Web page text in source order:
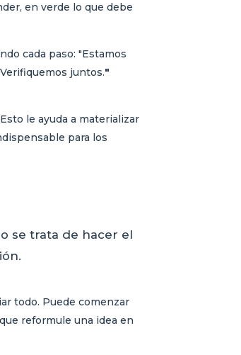
en verde lo que debe
cada paso: "Estamos
juntos."
le ayuda a materializar
para los
se trata de hacer el
todo. Puede comenzar
reformule una idea en